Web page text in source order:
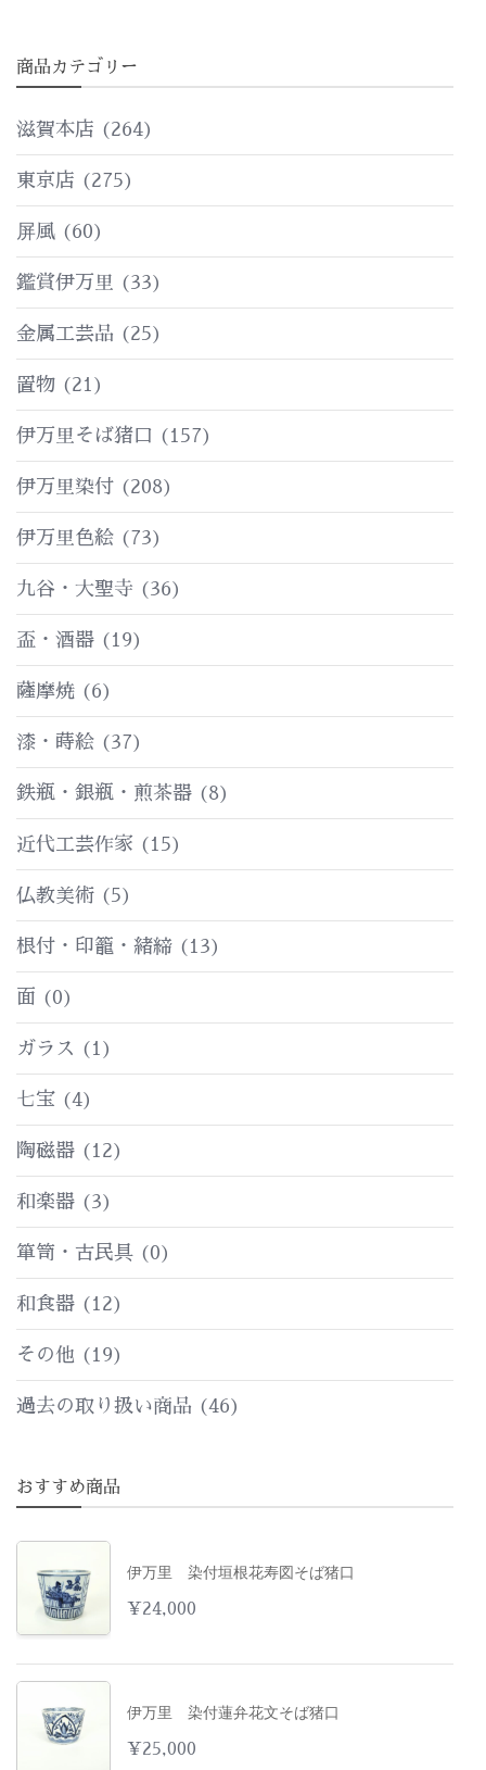
価
格
価
格
商品カテゴリー
滋賀本店 (264)
東京店 (275)
屏風 (60)
鑑賞伊万里 (33)
金属工芸品 (25)
置物 (21)
伊万里そば猪口 (157)
伊万里染付 (208)
伊万里色絵 (73)
九谷・大聖寺 (36)
盃・酒器 (19)
薩摩焼 (6)
漆・蒔絵 (37)
鉄瓶・銀瓶・煎茶器 (8)
近代工芸作家 (15)
仏教美術 (5)
根付・印籠・緒締 (13)
面 (0)
ガラス (1)
七宝 (4)
陶磁器 (12)
和楽器 (3)
箪笥・古民具 (0)
和食器 (12)
その他 (19)
過去の取り扱い商品 (46)
おすすめ商品
伊万里 染付垣根花寿図そば猪口
¥ 24,000
伊万里 染付蓮弁花文そば猪口
¥ 25,000